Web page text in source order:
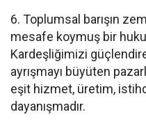
6. Toplumsal barışın
mesafe koymuş bir
Kardeşliğimizi
ayrışmayı büyüten
eşit hizmet, üretim,
dayanışmadır.